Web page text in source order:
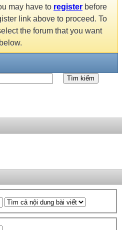
may have to register before
link above to proceed. To
the forum that you want
Tìm kiếm